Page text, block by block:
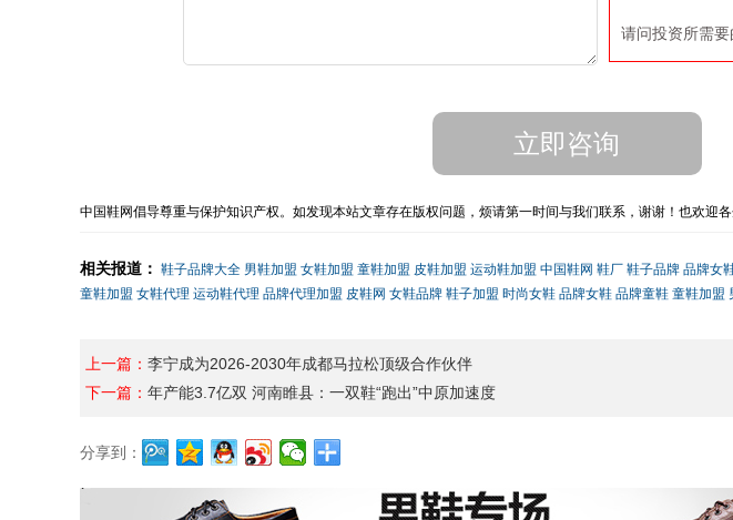
请问投资所需要
中国鞋网倡导尊重与保护知识产权。如发现本站文章存在版权问题，烦请第一时间与我们联系，谢谢！也欢迎
相关报道： 鞋子品牌大全 男鞋加盟 女鞋加盟 童鞋加盟 皮鞋加盟 运动鞋加盟 中国鞋网 鞋厂 鞋子品牌 品牌女
童鞋加盟 女鞋代理 运动鞋代理 品牌代理加盟 皮鞋网 女鞋品牌 鞋子加盟 时尚女鞋 品牌女鞋 品牌童鞋 童鞋加盟
上一篇： 李宁成为2026-2030年成都马拉松顶级合作伙伴
下一篇： 年产能3.7亿双 河南睢县：一双鞋“跑出”中原加速度
分享到：